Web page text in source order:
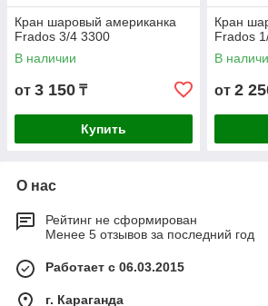
Кран шаровый американка
Frados 3/4 3300
В наличии
от 3 150 ₸
Купить
Кран
Frados
В
от 2
О нас
Рейтинг не сформирован
Менее 5 отзывов за последний год
Работает с 06.03.2015
г. Караганда